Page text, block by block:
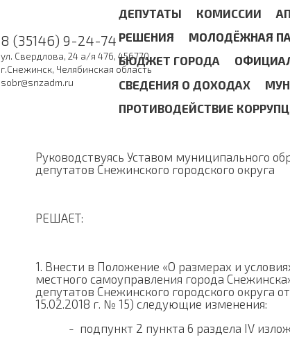
8 (35146) 9-24-74
ул. Свердлова, 24 а/я 476, 456770
г.Снежинск, Челябинская область
sobr@snzadm.ru
ДЕПУТАТЫ КОМИССИИ
РЕШЕНИЯ
МОЛОДЁЖНАЯ
БЮДЖЕТ ГОРОДА
СВЕДЕНИЯ О ДОХОДАХ
ПРОТИВОДЕЙСТВИЕ
Руководствуясь Уставом муниципального
депутатов Снежинского городского округа
РЕШАЕТ:
1. Внести в Положение «О размерах и
местного самоуправления города
депутатов Снежинского городского округа
15.02.2018 г. № 15) следующие изменения:
- подпункт 2 пункта 6 раздела IV